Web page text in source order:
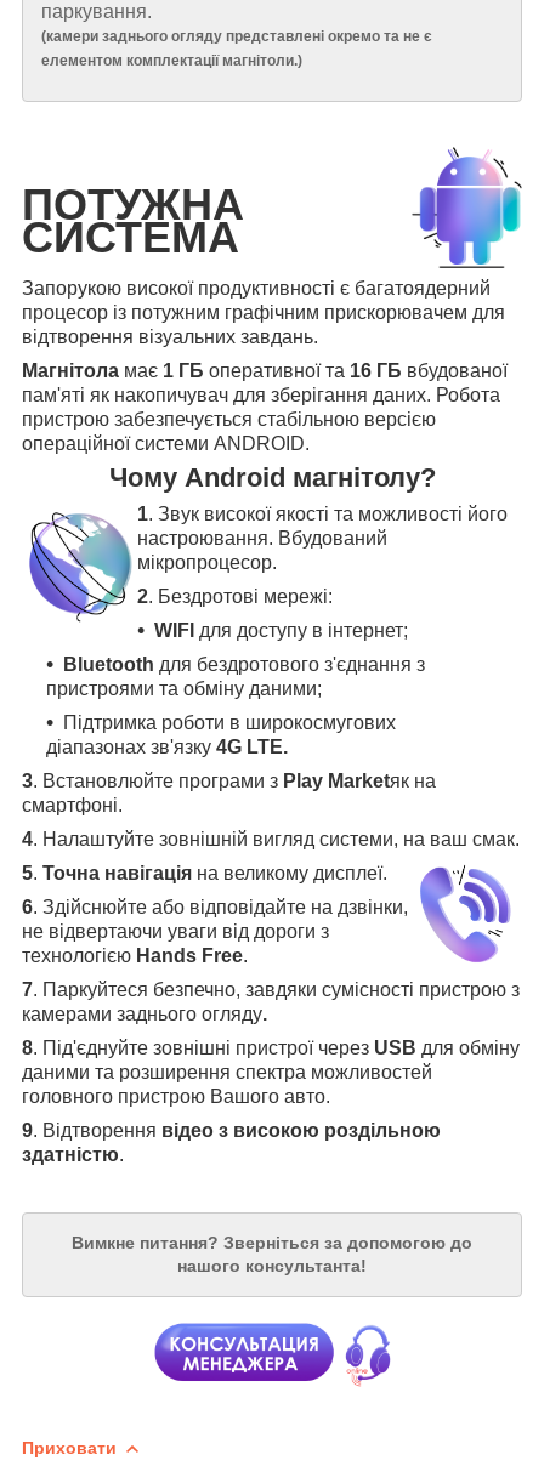
паркування.
(камери заднього огляду представлені окремо та не є
елементом комплектації магнітоли.)
ПОТУЖНА
СИСТЕМА
Запорукою високої продуктивності є багатоядерний
процесор із потужним графічним прискорювачем для
відтворення візуальних завдань.
Магнітола має 1 ГБ оперативної та 16 ГБ вбудованої
пам'яті як накопичувач для зберігання даних. Робота
пристрою забезпечується стабільною версією
операційної системи ANDROID.
Чому Android магнітолу?
1. Звук високої якості та можливості його
настроювання. Вбудований
мікропроцесор.
2. Бездротові мережі:
WIFI для доступу в інтернет;
Bluetooth для бездротового з'єднання з
пристроями та обміну даними;
Підтримка роботи в широкосмугових
діапазонах зв'язку 4G LTE.
3. Встановлюйте програми з Play Marketяк на
смартфоні.
4. Налаштуйте зовнішній вигляд системи, на ваш смак.
5. Точна навігація на великому дисплеї.
6. Здійснюйте або відповідайте на дзвінки,
не відвертаючи уваги від дороги з
технологією Hands Free.
7. Паркуйтеся безпечно, завдяки сумісності пристрою з
камерами заднього огляду.
8. Під'єднуйте зовнішні пристрої через USB для обміну
даними та розширення спектра можливостей
головного пристрою Вашого авто.
9. Відтворення відео з високою роздільною
здатністю.
Вимкне питання? Зверніться за допомогою до
нашого консультанта!
Приховати